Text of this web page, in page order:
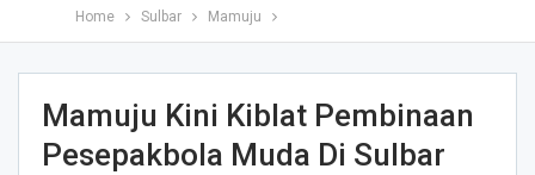
Home Sulbar Mamuju
Mamuju Kini Kiblat Pembinaan
Pesepakbola Muda Di Sulbar